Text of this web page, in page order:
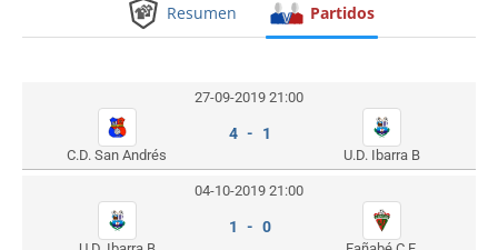
Resumen Partidos
27-09-2019 21:00
C.D. San Andrés
4 - 1
U.D. Ibarra B
04-10-2019 21:00
1 - 0